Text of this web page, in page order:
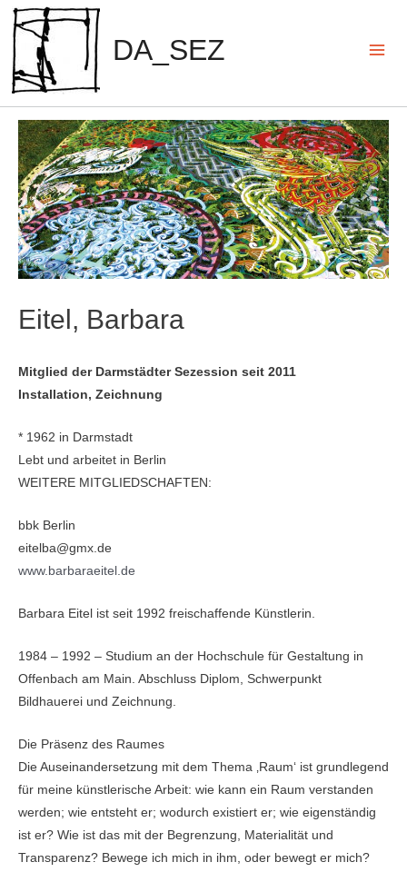
Zum
Inhalt
springen
DA_SEZ
Eitel, Barbara
Mitglied der Darmstädter Sezession seit 2011
Installation, Zeichnung
* 1962 in Darmstadt
Lebt und arbeitet in Berlin
WEITERE MITGLIEDSCHAFTEN:
bbk Berlin
eitelba@gmx.de
www.barbaraeitel.de
Barbara Eitel ist seit 1992 freischaffende Künstlerin.
1984 – 1992 – Studium an der Hochschule für Gestaltung in
Offenbach am Main. Abschluss Diplom, Schwerpunkt
Bildhauerei und Zeichnung.
Die Präsenz des Raumes
Die Auseinandersetzung mit dem Thema ‚Raum‘ ist grundlegend
für meine künstlerische Arbeit: wie kann ein Raum verstanden
werden; wie entsteht er; wodurch existiert er; wie eigenständig
ist er? Wie ist das mit der Begrenzung, Materialität und
Transparenz? Bewege ich mich in ihm, oder bewegt er mich?